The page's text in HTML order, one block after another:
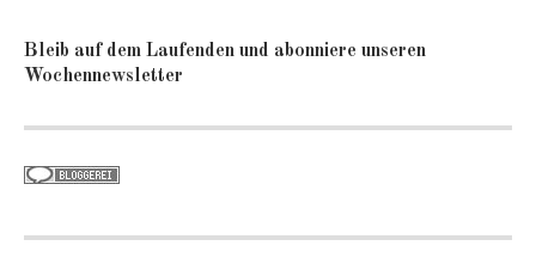
Bleib auf dem Laufenden und abonniere unseren
Wochennewsletter